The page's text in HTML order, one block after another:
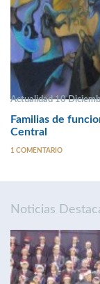
Actualidad 10
Familias de
Central
1 COMENTARIO
Noticias